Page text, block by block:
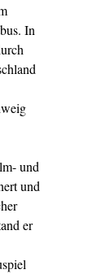
In
und
und
er